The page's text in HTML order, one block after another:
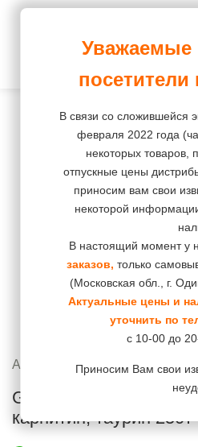
повседневный
диетический
подгузники,
груминга
Коррекция
поведения
повседневный
диетический
Наполнители
косметика
Коррекция
средства
запаха
Артикул: 1001638
Gimcat Витамины для
карнитин, таурин 250т
Уважаемые
посетители
В связи со сложившейся
февраля 2022 года
некоторых
отпускные цены
приносим вам свои
некоторой
В настоящий момент у
заказов, только
(Московская обл., г.
Актуальные цены и
уточнить по
с 10-00 до
Приносим Вам свои